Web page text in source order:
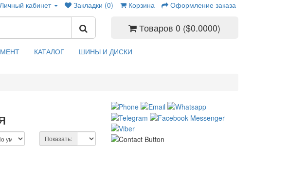
Личный кабинет Закладки (0) Корзина Оформление заказа
Товаров 0 ($0.0000)
КАТАЛОГ ШИНЫ И ДИСКИ
Показать: